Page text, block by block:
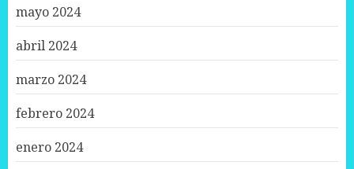
mayo 2024
abril 2024
marzo 2024
febrero 2024
enero 2024